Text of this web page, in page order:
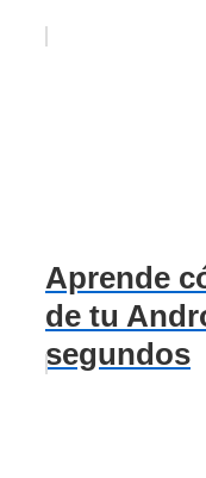
Aprende
de tu
segundos